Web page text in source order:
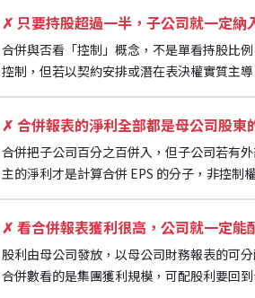
✗ 只要持股超過一半，子公司就一定納
合併與否看「控制」概念，不是單看持股比
控制，但若以契約安排或潛在表決權實質主
✗ 合併報表的淨利全部都是母公司股東
合併把子公司百分之百併入，但子公司若有
主的淨利才是計算合併 EPS 的分子，非控制
✗ 看合併報表獲利很高，公司就一定能
股利由母公司發放，以母公司財務報表的可
合併數看的是集團獲利規模，可配股利要回